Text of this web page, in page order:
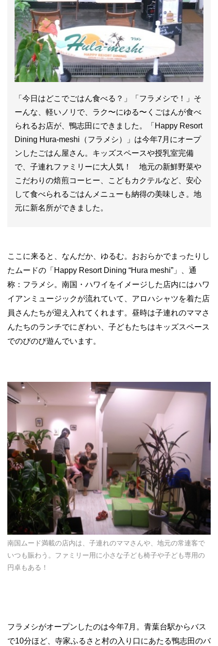
「今日はどこでごはん食べる？」「フラメシで！」そ
ーんな、軽いノリで、ラク〜にゆる〜くごはんが食べ
られるお店が、鴨志田にできました。「Happy Resort
Dining Hura-meshi（フラメシ）」は今年7月にオープ
ンしたごはん屋さん。キッズスペースや授乳室完備
で、子連れファミリーに大人気！ 地元の新鮮野菜や
こだわりの焙煎コーヒー、こどもカクテルなど、安心
して食べられるごはんメニューも納得の美味しさ。地
元に新名所ができました。
ここに来ると、なんだか、ゆるむ。おおらかでまったりし
たムードの「Happy Resort Dining “Hura meshi”」、通
称：フラメシ。南国・ハワイをイメージした店内にはハワ
イアンミュージックが流れていて、アロハシャツを着た店
員さんたちが迎え入れてくれます。昼時は子連れのママさ
んたちのランチでにぎわい、子どもたちはキッズスペース
でのびのび遊んでいます。
南国ムード満載の店内は、子連れのママさんや、地元の常連客で
いつも賑わう。ファミリー用に小さな子ども椅子や子ども専用の
円卓もある！
フラメシがオープンしたのは今年7月。青葉台駅からバス
で10分ほど、寺家ふるさと村の入り口にあたる鴨志田のバ